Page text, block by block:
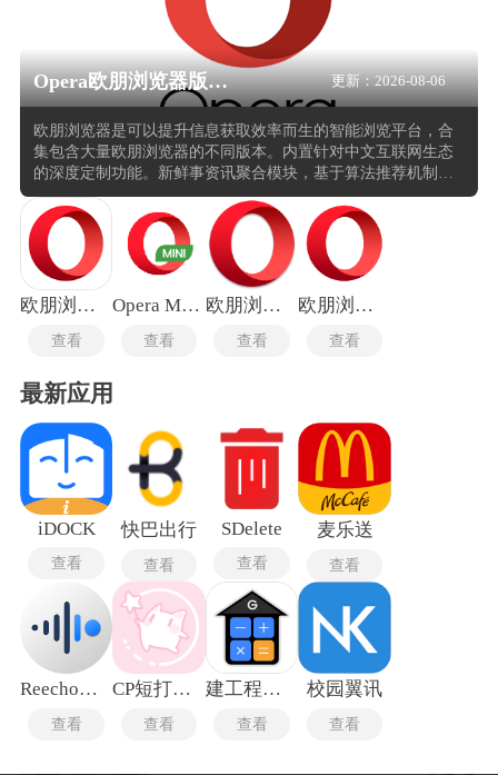
Opera欧朋浏览器版本合集 更新：2026-08-06
欧朋浏览器是可以提升信息获取效率而生的智能浏览平台，合
集包含大量欧朋浏览器的不同版本。内置针对中文互联网生态
的深度定制功能。新鲜事资讯聚合模块，基于算法推荐机制将
社会热点、科技动态、娱乐资讯等内容进行智能分类呈现，无
需跳转多个应用即可掌握全网动态。社交整合方面，该浏览器
深度嵌入微博组件，支持实时更新推送、一键发布、转发评论
等完整社交链路操作，将浏览与社交行为无缝衔接。
欧朋浏览器谷歌版
查看
Opera Mini安卓版
查看
欧朋浏览器国际版
查看
欧朋浏览器手机版
查看
最新应用
iDOCK
查看
快巴出行
查看
SDelete
查看
麦乐送
查看
Reecho睿声最新版
查看
CP短打生成器
查看
建工程计算器
查看
校园翼讯
查看